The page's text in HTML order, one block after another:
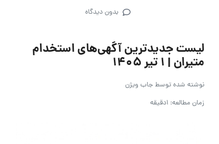
بدون دیدگاه
لیست جدیدترین آگهی‌های استخدام
متیران | ۱ تیر ۱۴۰۵
نوشته شده توسطجاب ویژن
زمان مطالعه: 1دقیقه